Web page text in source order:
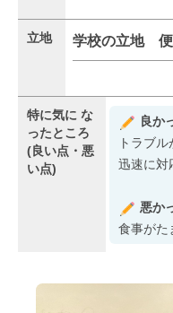
立地 学校の立地 便
特に気に な
ったところ
(良い点・悪
い点)
良か
トラブ
迅速に対
悪か
食事がた